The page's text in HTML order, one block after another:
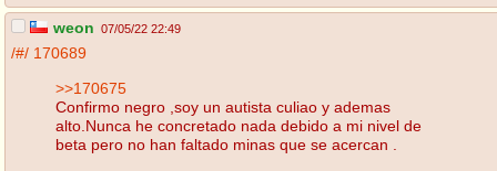
weon 07/05/22 22:49
/#/ 170689
>>170675
Confirmo negro ,soy un autista culiao y ademas
alto.Nunca he concretado nada debido a mi nivel de
beta pero no han faltado minas que se acercan .